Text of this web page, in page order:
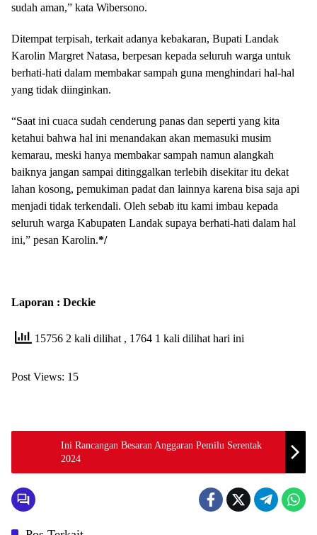
sudah aman,” kata Wibersono.
Ditempat terpisah, terkait adanya kebakaran, Bupati Landak
Karolin Margret Natasa, berpesan kepada seluruh warga untuk
berhati-hati dalam membakar sampah guna menghindari hal-hal
yang tidak diinginkan.
“Saat ini cuaca sudah cenderung panas dan seperti yang kita
ketahui bahwa hal ini menandakan akan memasuki musim
kemarau, meski hanya membakar sampah namun alangkah
baiknya jangan sampai ditinggalkan terlebih disekitar itu dekat
lahan kosong, pemukiman padat dan lainnya karena bisa saja api
menjadi tidak terkendali. Oleh sebab itu kami imbau kepada
seluruh warga Kabupaten Landak supaya berhati-hati dalam hal
ini,” pesan Karolin.*/
Laporan : Deckie
15756 2 kali dilihat , 1764 1 kali dilihat hari ini
Post Views: 15
Ini Rancangan Besaran Anggaran Pemilu Serentak
2024